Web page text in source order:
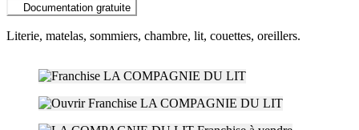
Documentation gratuite
Literie, matelas, sommiers, chambre, lit, couettes, oreillers.